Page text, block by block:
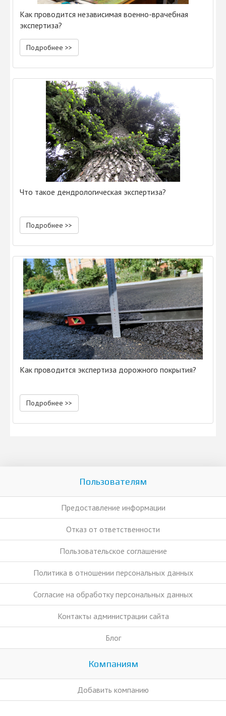
Как проводится независимая военно-врачебная
экспертиза?
Подробнее >>
Что такое дендрологическая экспертиза?
Подробнее >>
Как проводится экспертиза дорожного покрытия?
Подробнее >>
Пользователям
Предоставление информации
Отказ от ответственности
Пользовательское соглашение
Политика в отношении персональных данных
Согласие на обработку персональных данных
Контакты администрации сайта
Блог
Компаниям
Добавить компанию